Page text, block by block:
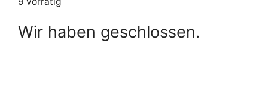
Wir haben geschlossen.